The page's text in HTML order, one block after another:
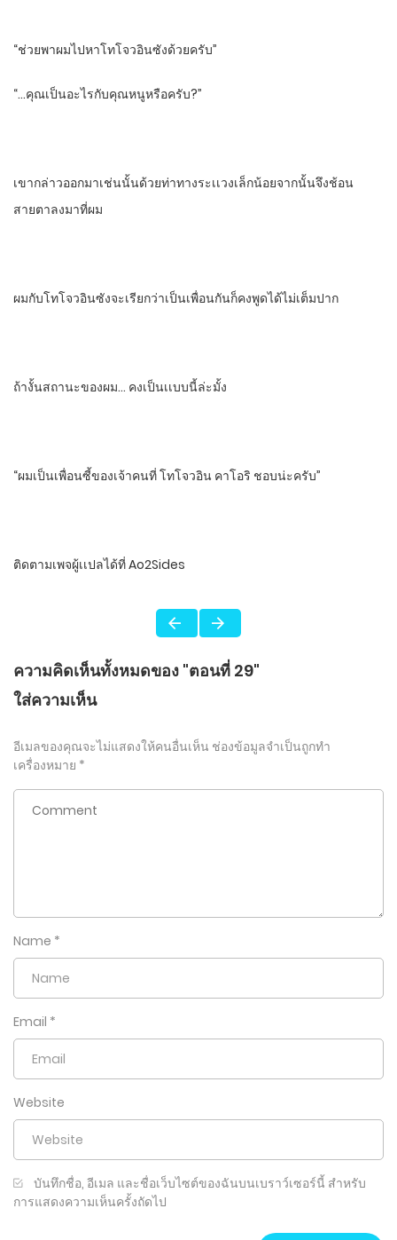
“ช่วยพาผมไปหาโทโจวอินซังด้วยครับ”
“…คุณเป็นอะไรกับคุณหนูหรือครับ?”
เขากล่าวออกมาเช่นนั้นด้วยท่าทางระเเวงเล็กน้อยจากนั้นจึงช้อน
สายตาลงมาที่ผม
ผมกับโทโจวอินซัง​จะเรียกว่าเป็นเพื่อนกันก็คงพูดได้ไม่เต็มปาก
ถ้างั้นสถานะของผม… คงเป็นเเบบนี้ล่ะมั้ง
“ผมเป็นเพื่อนซี้ของเจ้าคนที่​ โทโจวอิน​ คาโอริ​ ชอบน่ะครับ”
ติดตามเพจผู้เเปลได้ที่​ Ao2Sides​
ความคิดเห็นทั้งหมดของ "ตอนที่ 29"
ใส่ความเห็น
อีเมลของคุณจะไม่แสดงให้คนอื่นเห็น ช่องข้อมูลจำเป็นถูกทำ
เครื่องหมาย *
Name *
Email *
Website
บันทึกชื่อ, อีเมล และชื่อเว็บไซต์ของฉันบนเบราว์เซอร์นี้ สำหรับ
การแสดงความเห็นครั้งถัดไป